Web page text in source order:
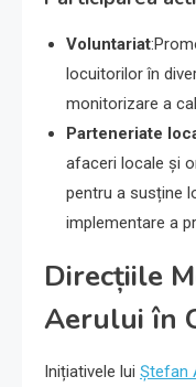
Voluntariat
locuitorilor în
monitorizare a
Parteneriate
afaceri locale și
pentru a susține
implementare a
Direcțiile
Aerului în
Inițiativele lui Ștefan